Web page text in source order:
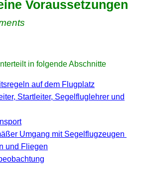
Voraussetzungen
in folgende Abschnitte
auf dem Flugplatz
Startleiter, Segelfluglehrer und
Umgang mit Segelflugzeugen
und Fliegen